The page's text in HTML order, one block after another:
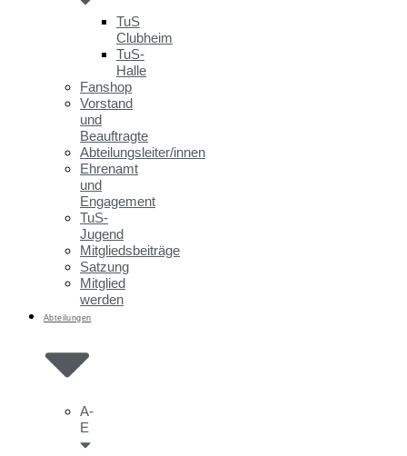
TuS
Clubheim
TuS-
Halle
Fanshop
Vorstand
und
Beauftragte
Abteilungsleiter/innen
Ehrenamt
und
Engagement
TuS-
Jugend
Mitgliedsbeiträge
Satzung
Mitglied
werden
Abteilungen
A-
E